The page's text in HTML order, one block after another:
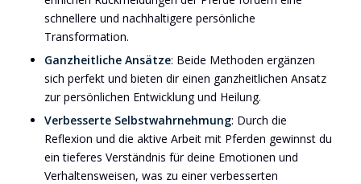
schnellere und nachhaltigere persönliche
Transformation.
Ganzheitliche Ansätze: Beide Methoden ergänzen
sich perfekt und bieten dir einen ganzheitlichen Ansatz
zur persönlichen Entwicklung und Heilung.
Verbesserte Selbstwahrnehmung: Durch die
Reflexion und die aktive Arbeit mit Pferden gewinnst du
ein tieferes Verständnis für deine Emotionen und
Verhaltensweisen, was zu einer verbesserten